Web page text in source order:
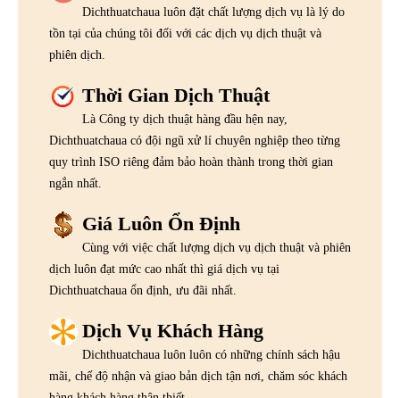
Dichthuatchaua luôn đặt chất lượng dịch vụ là lý do
tồn tại của chúng tôi đối với các dịch vụ dịch thuật và
phiên dịch.
Thời Gian Dịch Thuật
Là Công ty dịch thuật hàng đầu hện nay,
Dichthuatchaua có đội ngũ xử lí chuyên nghiệp theo từng
quy trình ISO riêng đảm bảo hoàn thành trong thời gian
ngắn nhất.
Giá Luôn Ổn Định
Cùng với việc chất lượng dịch vụ dịch thuật và phiên
dịch luôn đạt mức cao nhất thì giá dịch vụ tại
Dichthuatchaua ổn định, ưu đãi nhất.
Dịch Vụ Khách Hàng
Dichthuatchaua luôn luôn có những chính sách hậu
mãi, chế độ nhận và giao bản dịch tận nơi, chăm sóc khách